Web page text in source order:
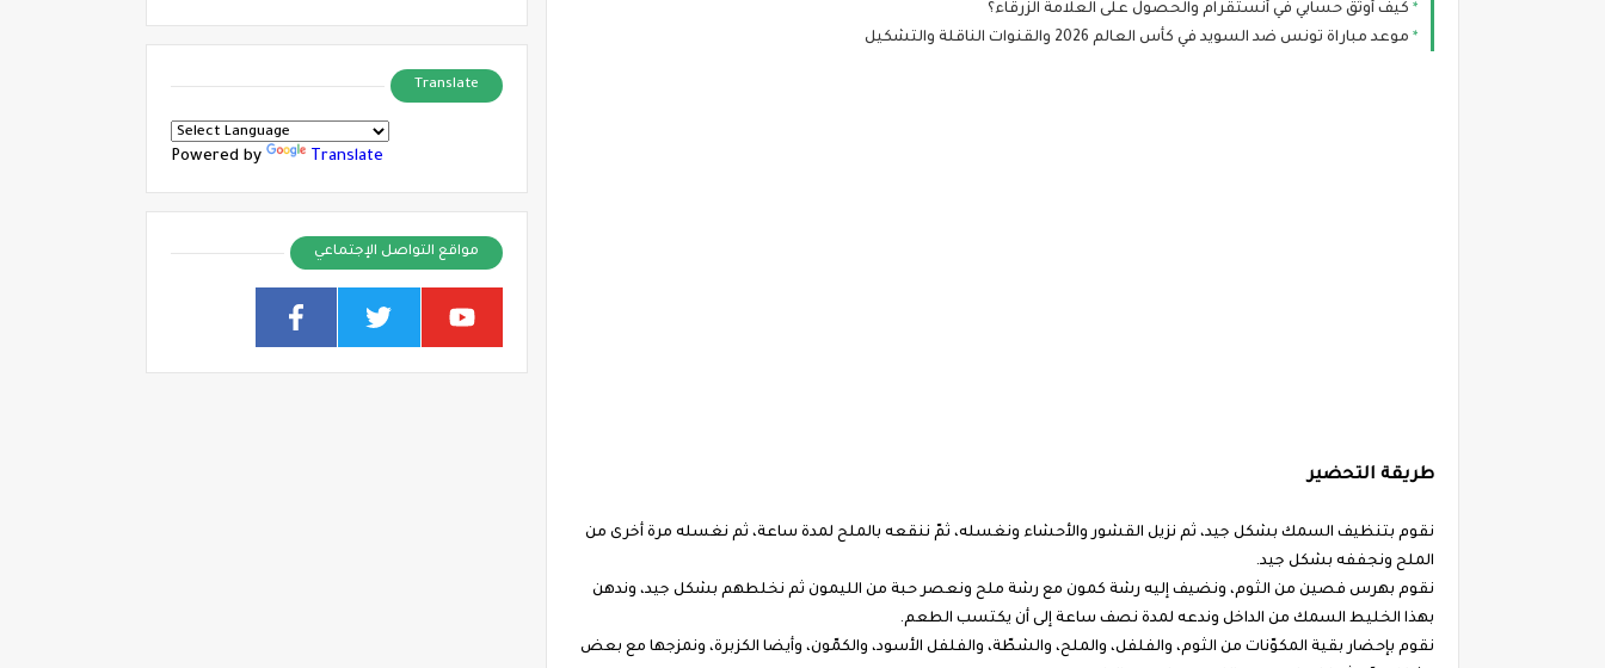
كيف أوثق حسابي في أنستقرام والحصول على العلامة الزرقاء؟
موعد مباراة تونس ضد السويد في كأس العالم 2026 والقنوات الناقلة والتشكيل
طريقة التحضير
نقوم بتنظيف السمك بشكل جيد، ثم نزيل القشور والأحشاء ونغسله، ثمّ ننقعه بالملح لمدة ساعة، ثم نغسله مرة أخرى من
الملح ونجففه بشكل جيد.
نقوم بهرس فصين من الثوم، ونضيف إليه رشة كمون مع رشة ملح ونعصر حبة من الليمون ثم نخلطهم بشكل جيد، وندهن
بهذا الخليط السمك من الداخل وندعه لمدة نصف ساعة إلى أن يكتسب الطعم.
نقوم بإحضار بقية المكوّنات من الثوم، والفلفل، والملح، والشطّة، والفلفل الأسود، والكمّون، وأيضا الكزبرة، ونمزجها مع بعض
Translate
Powered by Translate
مواقع التواصل الإجتماعي